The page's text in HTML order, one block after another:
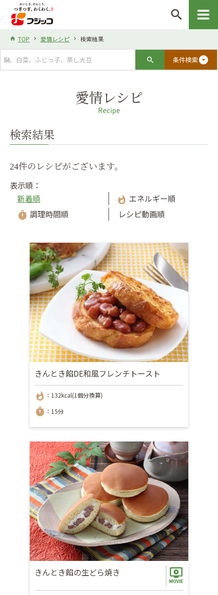
search
TOP 愛情レシピ 検索結果
条件検索arrow_drop_down_circle
愛情レシピ
Recipe
検索結果
24件のレシピがございます。
表示順：
新着順
whatshot エネルギー順
timer 調理時間順 レシピ動画順
きんとき餡DE和風フレンチトースト
whatshot ：132kcal(1個分換算)
timer ：15分
きんとき餡の生どら焼き